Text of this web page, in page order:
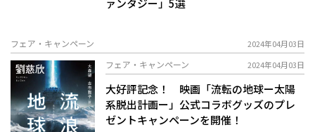
ァンタジー」5選
フェア・キャンペーン 2024年04月03日
フェア・キャンペーン 2024年04月03日
大好評記念！ 映画「流転の地球ー太陽
系脱出計画ー」公式コラボグッズのプレ
ゼントキャンペーンを開催！